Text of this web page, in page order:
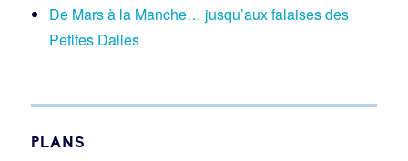
De Mars à la Manche… jusqu’aux falaises des
Petites Dalles
PLANS